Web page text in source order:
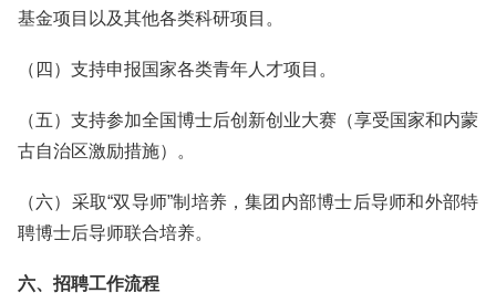
基金项目以及其他各类科研项目。
（四）支持申报国家各类青年人才项目。
（五）支持参加全国博士后创新创业大赛（享受国家和内蒙
古自治区激励措施）。
（六）采取“双导师”制培养，集团内部博士后导师和外部特
聘博士后导师联合培养。
六、招聘工作流程